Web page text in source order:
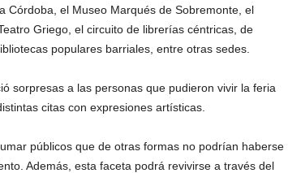
Córdoba, el Museo Marqués de Sobremonte, el
Griego, el circuito de librerías céntricas, de
populares barriales, entre otras sedes.
sorpresas a las personas que pudieron vivir la feria
citas con expresiones artísticas.
públicos que de otras formas no podrían haberse
Además, esta faceta podrá revivirse a través del